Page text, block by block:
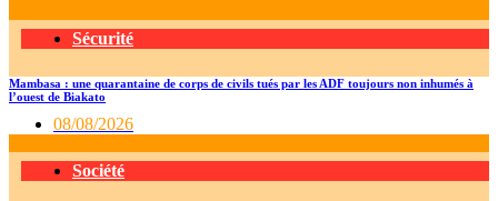
Sécurité
Mambasa : une quarantaine de corps de civils tués par les ADF toujours non inhumés à
l’ouest de Biakato
08/08/2026
Société